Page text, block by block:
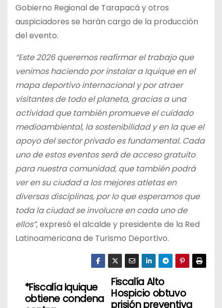
Gobierno Regional de Tarapacá y otros
auspiciadores se harán cargo de la producción
del evento.
“Este 2026 queremos reafirmar el trabajo que
venimos haciendo por instalar a Iquique en el
mapa deportivo internacional y por atraer
visitantes de todo el planeta, gracias a una
actividad que también promueve el cuidado
medioambiental, la sostenibilidad y en la que el
apoyo del sector privado es fundamental. Cada
uno de estos eventos será de acceso gratuito
para nuestra comunidad, que también podrá
ver en su ciudad a los mejores atletas en
diversas disciplinas, por lo que esperamos que
toda la ciudad se involucre en cada uno de
ellos”, expresó el alcalde y presidente de la Red
Latinoamericana de Turismo Deportivo.
N
Fiscalía Alto
Hospicio obtuvo
prisión preventiva
*Fiscalía Iquique
obtiene condena